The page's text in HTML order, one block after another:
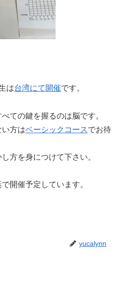
は台湾にて開催です。
ての鍵を握るのは脳です。
い方はベーシックコースでお待
方を身につけて下さい。
開催予定しています。
yucalynn